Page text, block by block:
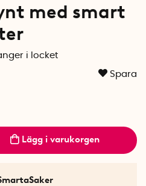
med smart
i locket
Spara
Lägg i varukorgen